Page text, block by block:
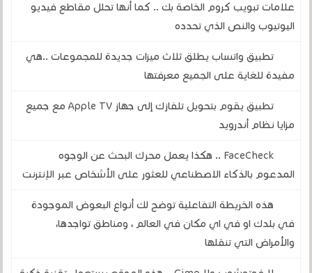
علامات تبويب كروم الخاصة بك .. كما أنها تحلل مقاطع فيديو
اليوتيوب والنص الذي تحدده
تطبيق واتساب يطلق ثلاث ميزات جديدة للمجموعات ..هي
مفيدة للغاية على الجميع معرفتها
تطبيق يقوم بتحويل تلفازك إلى جهاز Apple TV مع جميع
مزايا نظام أندرويد
FaceCheck .. هكذا يعمل محرك البحث عن الوجوه
المدعوم بالذكاء الاصطناعي للعثور على الأشخاص عبر الإنترنت
هذه الخريطة التفاعلية توضح لك أنواع البعوض الموجودة
في بلدك او في اي مكان في العالم ، ومناطق تواجدها،
والأمراض التي تنقلها